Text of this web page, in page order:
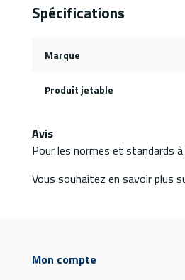
Spécifications
Marque
Produit jetable
Avis
Pour les normes et standards
Vous souhaitez en savoir plus
Mon compte